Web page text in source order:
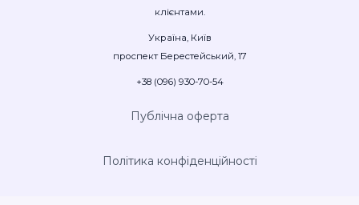
клієнтами.
Україна, Київ
проспект Берестейський, 17
+38 (096) 930-70-54
Публічна оферта
Політика конфіденційності